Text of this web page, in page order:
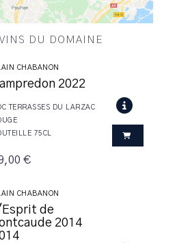
VINS DU DOMAINE
CHABANON
2022
TERRASSES DU LARZAC
75CL
€
CHABANON
de
2014